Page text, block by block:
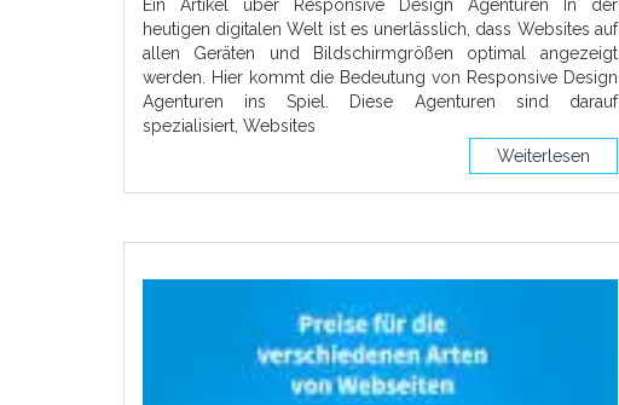
Ein Artikel über Responsive Design Agenturen In der
heutigen digitalen Welt ist es unerlässlich, dass Websites auf
allen Geräten und Bildschirmgrößen optimal angezeigt
werden. Hier kommt die Bedeutung von Responsive Design
Agenturen ins Spiel. Diese Agenturen sind darauf
spezialisiert, Websites
Weiterlesen